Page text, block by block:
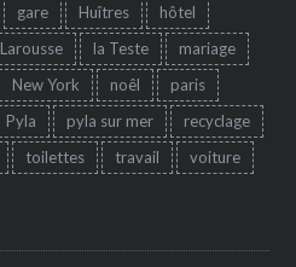
gare Huîtres
hôtel
Larousse la Teste
mariage
New York noêl
paris
Pyla pyla sur mer
recyclage
toilettes travail
voiture